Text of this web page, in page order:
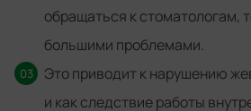
обращаться к стоматологам,
большими проблемами.
Это приводит к нарушению
и как следствие работы